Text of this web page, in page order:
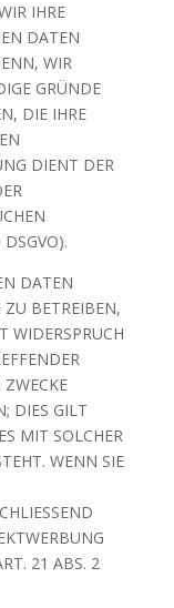
IHRE
DATEN
WIR
GRÜNDE
DIE IHRE
DIENT DER
DATEN
BETREIBEN,
WIDERSPRUCH
DIES GILT
MIT SOLCHER
WENN SIE
21 ABS. 2